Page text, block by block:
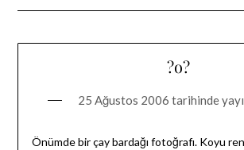
?o?
25 Ağustos 2006 tarihinde
Önümde bir çay bardağı fotoğrafı. Koyu